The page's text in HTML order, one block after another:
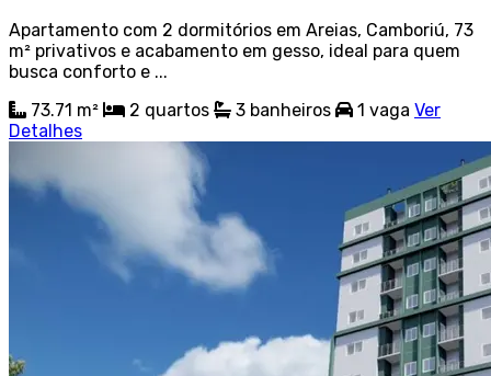
Apartamento com 2 dormitórios em Areias, Camboriú, 73
m² privativos e acabamento em gesso, ideal para quem
busca conforto e ...
73.71 m²
2 quartos 3 banheiros 1 vaga Ver
Detalhes